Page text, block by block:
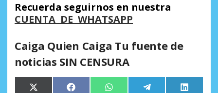
Recuerda seguirnos en nuestra
CUENTA DE WHATSAPP
Caiga Quien Caiga Tu fuente de
noticias SIN CENSURA
Compartir
X Compartir
Facebook Compartir
WhatsApp Compartir
Telegram LinkedIn